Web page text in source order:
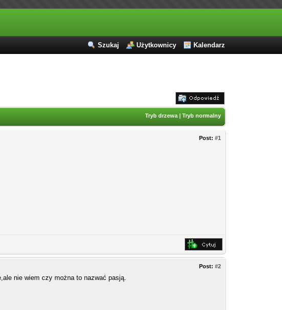
Szukaj Użytkownicy Kalendarz
Tryb drzewa |Tryb normalny
Post:#1
Post:#2
nie wiem czy można to nazwać pasją.